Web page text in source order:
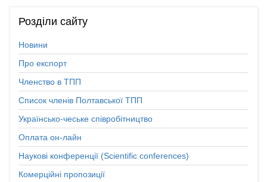
Розділи сайту
Новини
Про експорт
Членство в ТПП
Список членів Полтавської ТПП
Українсько-чеське співробітництво
Оплата он-лайн
Наукові конференції (Scientific conferences)
Комерційні пропозиції